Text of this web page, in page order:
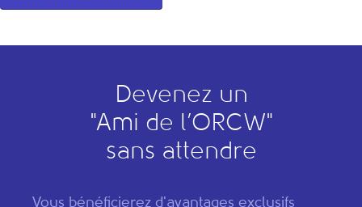
Devenez un
"Ami de l’ORCW"
sans attendre
Vous bénéficierez d'avantages exclusifs